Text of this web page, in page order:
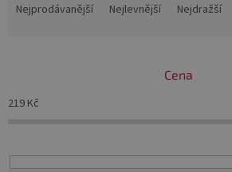
p
r
u
Nejprodávanější Nejlevnější Nejdražší
Cena
219 Kč